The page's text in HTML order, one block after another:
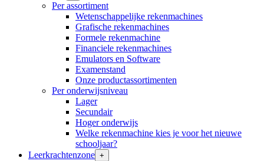
Per assortiment
Wetenschappelijke rekenmachines
Grafische rekenmachines
Formele rekenmachine
Financiele rekenmachines
Emulators en Software
Examenstand
Onze productassortimenten
Per onderwijsniveau
Lager
Secundair
Hoger onderwijs
Welke rekenmachine kies je voor het nieuwe
schooljaar?
Leerkrachtenzone +